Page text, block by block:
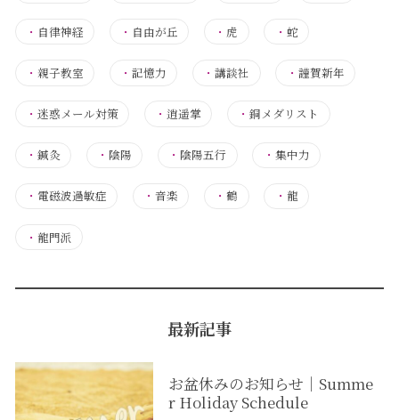
・ 自律神経 ・ 自由が丘 ・ 虎 ・ 蛇
・ 親子教室 ・記憶力 ・講談社 ・ 謹賀新年
・ 迷惑メール対策 ・逍遥掌 ・銅メダリスト
・ 鍼灸 ・ 陰陽 ・ 陰陽五行 ・ 集中力
・ 電磁波過敏症 ・音楽 ・鶴 ・ 龍
・ 龍門派
最新記事
お盆休みのお知らせ｜Summe
r Holiday Schedule